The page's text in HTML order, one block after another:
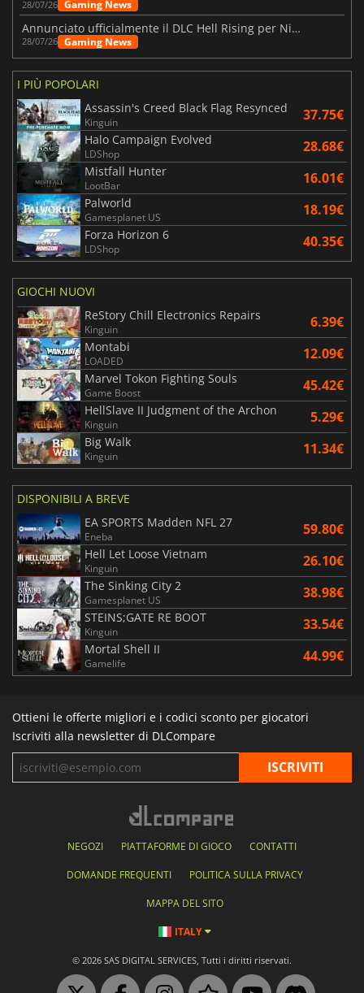
28/07/26 Gaming News
Annunciato ufficialmente il DLC Hell Rising per Nioh 3
28/07/26 Gaming News
I PIÙ POPOLARI
Assassin's Creed Black Flag Resynced
Kinguin 37.75€
Halo Campaign Evolved
LDShop 28.68€
Mistfall Hunter
LootBar 16.01€
Palworld
Gamesplanet US 18.19€
Forza Horizon 6
LDShop 40.35€
GIOCHI NUOVI
ReStory Chill Electronics Repairs
Kinguin 6.39€
Montabi
LOADED 12.09€
Marvel Tokon Fighting Souls
Game Boost 45.42€
HellSlave II Judgment of the Archon
Kinguin 5.29€
Big Walk
Kinguin 11.34€
DISPONIBILI A BREVE
EA SPORTS Madden NFL 27
Eneba 59.80€
Hell Let Loose Vietnam
Kinguin 26.10€
The Sinking City 2
Gamesplanet US 38.98€
STEINS;GATE RE BOOT
Kinguin 33.54€
Mortal Shell II
Gamelife 44.99€
Ottieni le offerte migliori e i codici sconto per giocatori
Iscriviti alla newsletter di DLCompare
NEGOZI PIATTAFORME DI GIOCO CONTATTI
DOMANDE FREQUENTI POLITICA SULLA PRIVACY
MAPPA DEL SITO
ITALY
© 2026 SAS DIGITAL SERVICES, Tutti i diritti riservati.